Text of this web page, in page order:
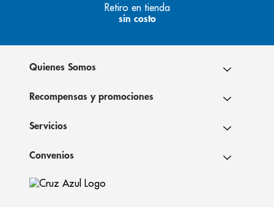
Retiro en tienda
sin costo
Quienes Somos
Recompensas y promociones
Servicios
Convenios